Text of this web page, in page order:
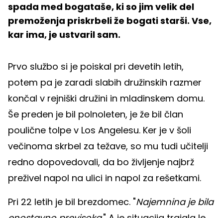
spada med bogataše, ki so jim velik del
premoženja priskrbeli že bogati starši. Vse,
kar ima, je ustvaril sam.
Prvo službo si je poiskal pri devetih letih,
potem pa je zaradi slabih družinskih razmer
končal v rejniški družini in mladinskem domu.
Še preden je bil polnoleten, je že bil član
poulične tolpe v Los Angelesu. Ker je v šoli
večinoma skrbel za težave, so mu tudi učitelji
redno dopovedovali, da bo življenje najbrž
preživel napol na ulici in napol za rešetkami.
Pri 22 letih je bil brezdomec. "Najemnina je bila